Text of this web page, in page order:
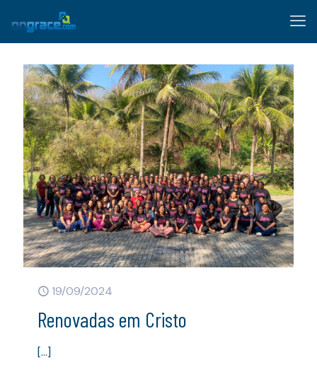
19/09/2024
Renovadas em Cristo
[…]